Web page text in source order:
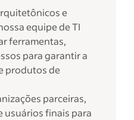
e
equipe de TI
ferramentas,
para garantir a
produtos de
parceiras,
usuários finais para